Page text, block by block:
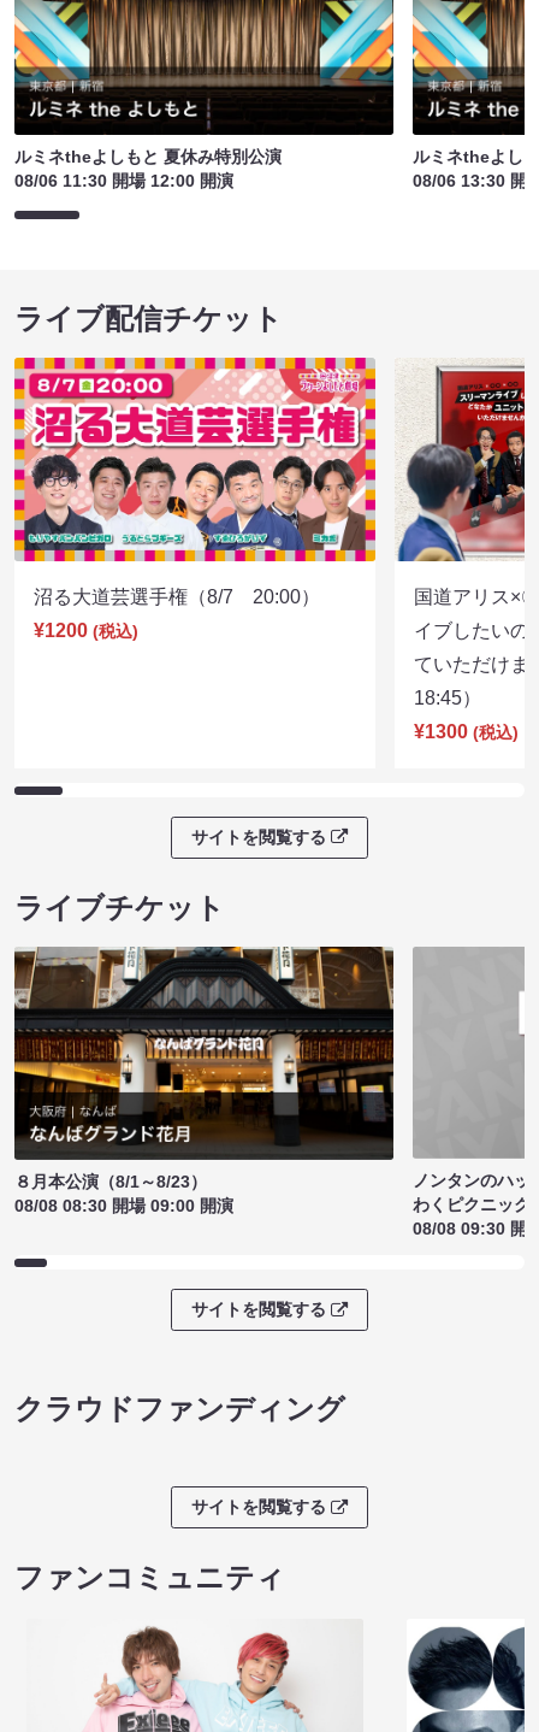
ルミネtheよしもと 夏休み特別公演
08/06 11:30 開場 12:00 開演
ルミネtheよし
08/06 13:30 開
ライブ配信チケット
沼る大道芸選手権（8/7 20:00）
¥1200 (税込)
国道アリス×
イブしたいの
ていただけ
18:45）
¥1300 (税込)
サイトを閲覧する
ライブチケット
８月本公演（8/1～8/23）
08/08 08:30 開場 09:00 開演
ノンタンのハッ
わくピクニック
08/08 09:30 開
サイトを閲覧する
クラウドファンディング
サイトを閲覧する
ファンコミュニティ